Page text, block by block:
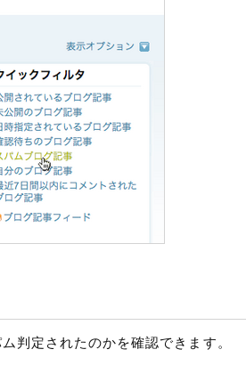
判定されたのかを確認できます。